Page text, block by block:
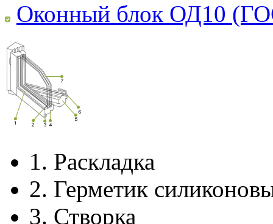
Оконный блок ОД10
1. Раскладка
2. Герметик
3. Створка